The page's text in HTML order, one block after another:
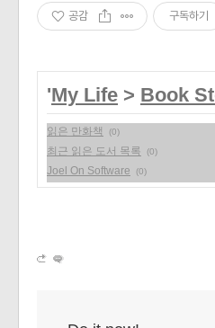
공감 구독하기
'My Life > Book
읽은 만화책 (0)
최근 읽은 도서 목록 (0)
Joel On Software (0)